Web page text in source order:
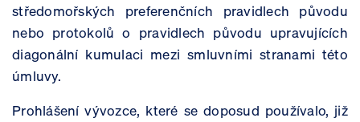
středomořských preferenčních pravidlech původu
nebo protokolů o pravidlech původu upravujících
diagonální kumulaci mezi smluvními stranami této
úmluvy.
Prohlášení vývozce, které se doposud používalo, již